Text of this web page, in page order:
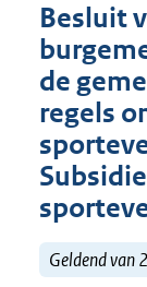
Besluit
de
regels
Geldend